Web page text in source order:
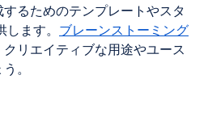
るためのテンプレートやスタ
ます。 ブレーンストーミング
リエイティブな用途やユース
。